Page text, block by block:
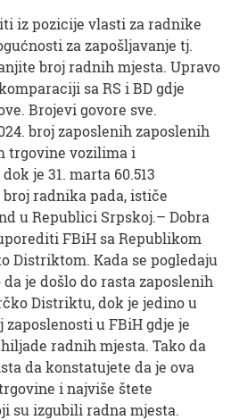
iz pozicije vlasti za radnike
za zapošljavanje tj.
broj radnih mjesta. Upravo
sa RS i BD gdje
Brojevi govore sve.
broj zaposlenih zaposlenih
trgovine vozilima i
je 31. marta 60.513
radnika pada, ističe
u Republici Srpskoj.– Dobra
FBiH sa Republikom
Distriktom. Kada se pogledaju
je došlo do rasta zaposlenih
Distriktu, dok je jedino u
zaposlenosti u FBiH gdje je
radnih mjesta. Tako da
da konstatujete da je ova
i najviše štete
su izgubili radna mjesta.